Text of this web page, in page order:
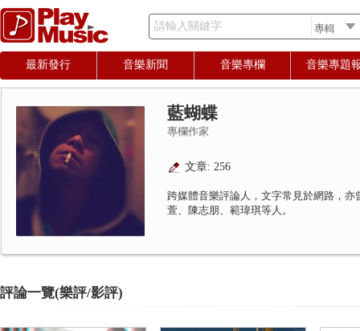
請輸入關鍵字
最新發行 音樂新聞 音樂專欄 音樂專題
藍蝴蝶
專欄作家
文章: 256
跨媒體音樂評論人，文字常見於網路，
萱、陳志朋、範瑋琪等人。
評論一覽(樂評/影評)